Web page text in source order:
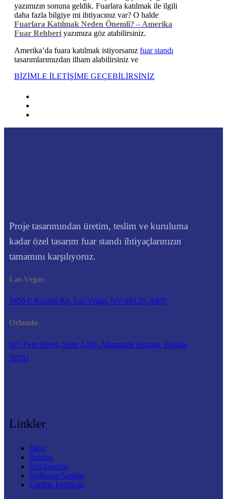
yazımızın sonuna geldik. Fuarlara katılmak ile ilgili
daha fazla bilgiye mi ihtiyacınız var? O halde
Fuarlara Katılmak Neden Önemli? – Amerika
Fuar Rehberi yazımıza göz atabilirsiniz.
Amerika’da fuara katılmak istiyorsanız fuar standı
tasarımlarımızdan ilham alabilirsiniz ve
BİZİMLE İLETİŞİME GEÇEBİLİRSİNİZ
Proje tasarımından üretim, teslim ve kuruluma
kadar özel tasarım fuar standı ihtiyaçlarınızın
tamamını karşılıyoruz.
Las Vegas
3450 E Russell Rd, Las Vegas, NV 89120, ABD
Orlando
927 Fern Street, Suite 1200, Altamonte Springs, Florida
32701
Linkler
Blog
İletişim
Hakkımızda
Kullanım Şartları
Gizlilik Politikası